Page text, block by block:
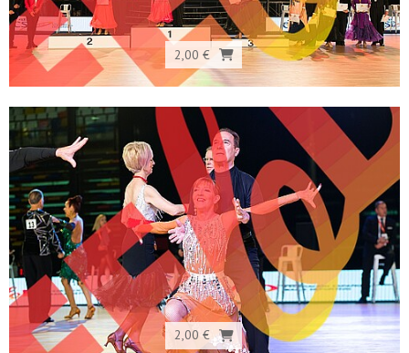
2,00 €
2,00 €